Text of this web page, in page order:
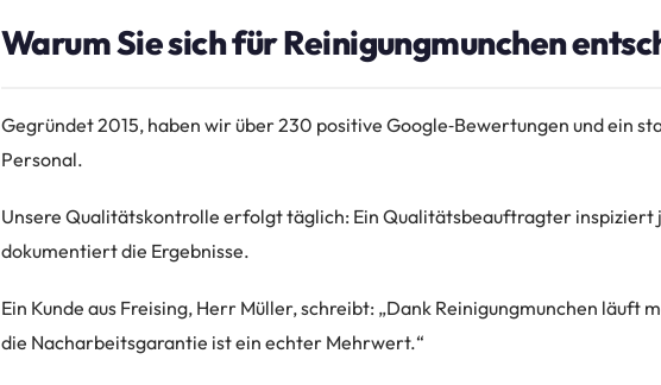
Warum Sie sich für Reinigungmunchen
Gegründet 2015, haben wir über 230 positive Google‑Bewertungen und ein
Personal.
Unsere Qualitätskontrolle erfolgt täglich: Ein Qualitätsbeauftragter inspiziert
dokumentiert die Ergebnisse.
Ein Kunde aus Freising, Herr Müller, schreibt: „Dank Reinigungmunchen läuft
die Nacharbeitsgarantie ist ein echter Mehrwert.“